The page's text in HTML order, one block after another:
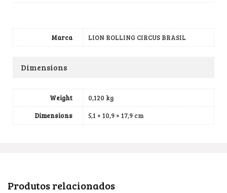
Marca LION ROLLING CIRCUS BRASIL
Dimensions
Weight
0,120 kg
Dimensions
5,1 × 10,9 × 17,9 cm
Produtos relacionados